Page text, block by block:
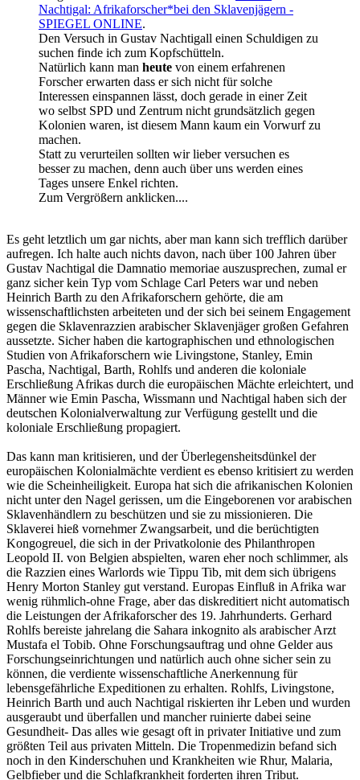
Nachtigal: Afrikaforscher*bei den Sklavenjägern -
SPIEGEL ONLINE.
Den Versuch in Gustav Nachtigall einen Schuldigen zu
suchen finde ich zum Kopfschütteln.
Natürlich kann man heute von einem erfahrenen
Forscher erwarten dass er sich nicht für solche
Interessen einspannen lässt, doch gerade in einer Zeit
wo selbst SPD und Zentrum nicht grundsätzlich gegen
Kolonien waren, ist diesem Mann kaum ein Vorwurf zu
machen.
Statt zu verurteilen sollten wir lieber versuchen es
besser zu machen, denn auch über uns werden eines
Tages unsere Enkel richten.
Zum Vergrößern anklicken....
Es geht letztlich um gar nichts, aber man kann sich trefflich darüber
aufregen. Ich halte auch nichts davon, nach über 100 Jahren über
Gustav Nachtigal die Damnatio memoriae auszusprechen, zumal er
ganz sicher kein Typ vom Schlage Carl Peters war und neben
Heinrich Barth zu den Afrikaforschern gehörte, die am
wissenschaftlichsten arbeiteten und der sich bei seinem Engagement
gegen die Sklavenrazzien arabischer Sklavenjäger großen Gefahren
aussetzte. Sicher haben die kartographischen und ethnologischen
Studien von Afrikaforschern wie Livingstone, Stanley, Emin
Pascha, Nachtigal, Barth, Rohlfs und anderen die koloniale
Erschließung Afrikas durch die europäischen Mächte erleichtert, und
Männer wie Emin Pascha, Wissmann und Nachtigal haben sich der
deutschen Kolonialverwaltung zur Verfügung gestellt und die
koloniale Erschließung propagiert.
Das kann man kritisieren, und der Überlegensheitsdünkel der
europäischen Kolonialmächte verdient es ebenso kritisiert zu werden
wie die Scheinheiligkeit. Europa hat sich die afrikanischen Kolonien
nicht unter den Nagel gerissen, um die Eingeborenen vor arabischen
Sklavenhändlern zu beschützen und sie zu missionieren. Die
Sklaverei hieß vornehmer Zwangsarbeit, und die berüchtigten
Kongogreuel, die sich in der Privatkolonie des Philanthropen
Leopold II. von Belgien abspielten, waren eher noch schlimmer, als
die Razzien eines Warlords wie Tippu Tib, mit dem sich übrigens
Henry Morton Stanley gut verstand. Europas Einfluß in Afrika war
wenig rühmlich-ohne Frage, aber das diskreditiert nicht automatisch
die Leistungen der Afrikaforscher des 19. Jahrhunderts. Gerhard
Rohlfs bereiste jahrelang die Sahara inkognito als arabischer Arzt
Mustafa el Tobib. Ohne Forschungsauftrag und ohne Gelder aus
Forschungseinrichtungen und natürlich auch ohne sicher sein zu
können, die verdiente wissenschaftliche Anerkennung für
lebensgefährliche Expeditionen zu erhalten. Rohlfs, Livingstone,
Heinrich Barth und auch Nachtigal riskierten ihr Leben und wurden
ausgeraubt und überfallen und mancher ruinierte dabei seine
Gesundheit- Das alles wie gesagt oft in privater Initiative und zum
größten Teil aus privaten Mitteln. Die Tropenmedizin befand sich
noch in den Kinderschuhen und Krankheiten wie Rhur, Malaria,
Gelbfieber und die Schlafkrankheit forderten ihren Tribut.